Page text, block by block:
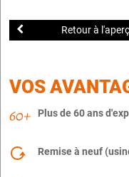
Retour à
VOS
Plus de 60 ans
Remise à neuf